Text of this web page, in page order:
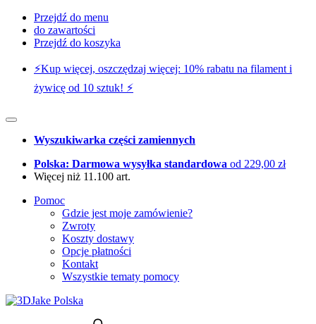
Przejdź do menu
do zawartości
Przejdź do koszyka
⚡️Kup więcej, oszczędzaj więcej: 10% rabatu na filament i
żywicę od 10 sztuk! ⚡️
Wyszukiwarka części zamiennych
Polska: Darmowa wysyłka standardowa od 229,00 zł
Więcej niż 11.100 art.
Pomoc
Gdzie jest moje zamówienie?
Zwroty
Koszty dostawy
Opcje płatności
Kontakt
Wszystkie tematy pomocy